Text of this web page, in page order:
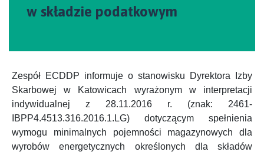
w składzie podatkowym
Zespół ECDDP informuje o stanowisku Dyrektora Izby
Skarbowej w Katowicach wyrażonym w interpretacji
indywidualnej z 28.11.2016 r. (znak: 2461-
IBPP4.4513.316.2016.1.LG) dotyczącym spełnienia
wymogu minimalnych pojemności magazynowych dla
wyrobów energetycznych określonych dla składów